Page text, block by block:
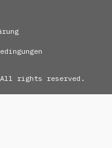
All rights reserved.